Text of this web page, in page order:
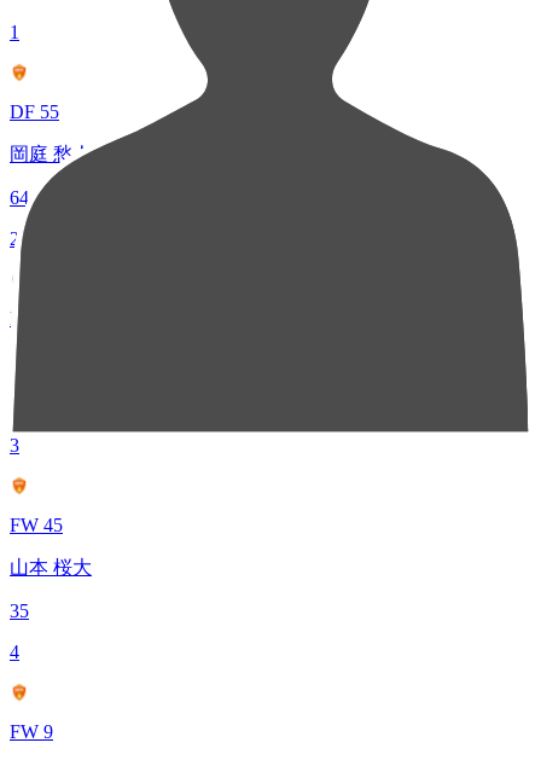
1
DF 55
岡庭 愁人
64
2
FW 29
宇津元 伸弥
37
3
FW 45
山本 桜大
35
4
FW 9